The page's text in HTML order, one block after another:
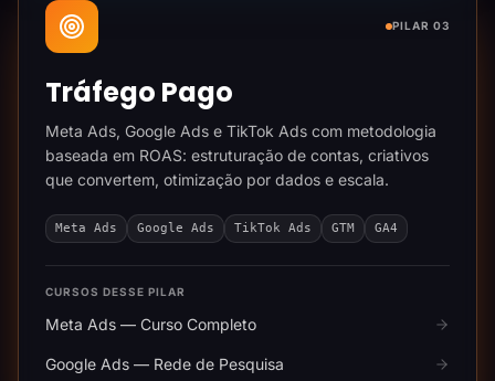
PILAR 03
Tráfego Pago
Meta Ads, Google Ads e TikTok Ads com metodologia
baseada em ROAS: estruturação de contas, criativos
que convertem, otimização por dados e escala.
Meta Ads Google Ads TikTok Ads GTM GA4
CURSOS DESSE PILAR
Meta Ads — Curso Completo
Google Ads — Rede de Pesquisa